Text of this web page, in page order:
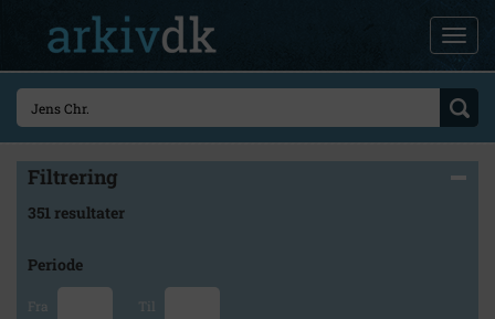
Filtrering
351 resultater
Periode
Fra Til